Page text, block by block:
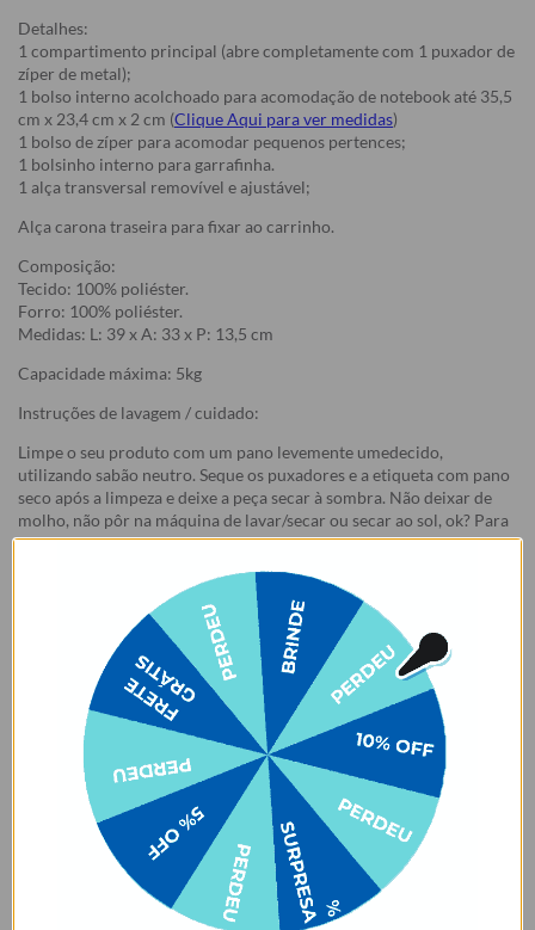
Detalhes:
1 compartimento principal (abre completamente com 1 puxador de
zíper de metal);
1 bolso interno acolchoado para acomodação de notebook até 35,5
cm x 23,4 cm x 2 cm (Clique Aqui para ver medidas)
1 bolso de zíper para acomodar pequenos pertences;
1 bolsinho interno para garrafinha.
1 alça transversal removível e ajustável;
Alça carona traseira para fixar ao carrinho.
Composição:
Tecido: 100% poliéster.
Forro: 100% poliéster.
Medidas: L: 39 x A: 33 x P: 13,5 cm
Capacidade máxima: 5kg
Instruções de lavagem / cuidado:
Limpe o seu produto com um pano levemente umedecido,
utilizando sabão neutro. Seque os puxadores e a etiqueta com pano
seco após a limpeza e deixe a peça secar à sombra. Não deixar de
molho, não pôr na máquina de lavar/secar ou secar ao sol, ok? Para
deixar sua bolsa tote Daily sempre incrível, siga corretamente as
✨ Cuidados com produtos em cores claras ✨
Nossas bolsas e bolsas térmicas em tons claros 👜🤍 merecem um
cuidado especial no dia a dia! Evite o contato ou atrito com tecidos
que soltam tinta, como calças jeans 👖 ou roupas escuras 🖤. Isso
pode causar manchas permanentes devido à migração de cor. ⚠️
Manchas desse tipo são consideradas mau uso e não estão cobertas
Garantia:
Arrependimento
- Os nossos produtos personalizados (estampados ou
customizados com nome/foto) são feitos especialmente para você,
de acordo com a opção escolhida no momento da compra.